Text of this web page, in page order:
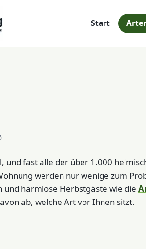
Start
und fast alle der über 1.000
werden nur wenige zum
und harmlose Herbstgäste wie die
ab, welche Art vor Ihnen sitzt.